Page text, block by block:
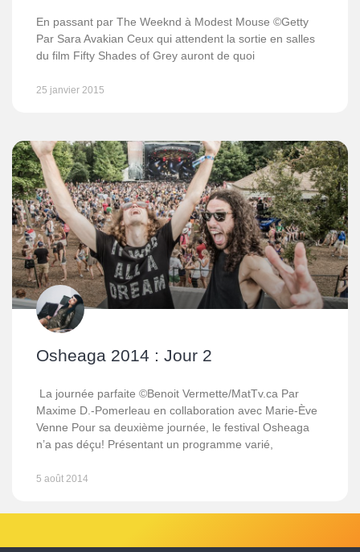
En passant par The Weeknd à Modest Mouse ©Getty
Par Sara Avakian Ceux qui attendent la sortie en salles
du film Fifty Shades of Grey auront de quoi
25 janvier 2015
Osheaga 2014 : Jour 2
La journée parfaite ©Benoit Vermette/MatTv.ca Par
Maxime D.-Pomerleau en collaboration avec Marie-Ève
Venne Pour sa deuxième journée, le festival Osheaga
n’a pas déçu! Présentant un programme varié,
5 août 2014